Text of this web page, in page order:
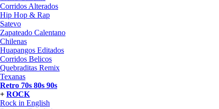
Corridos Alterados
Hip Hop & Rap
Satevo
Zapateado Calentano
Chilenas
Huapangos Editados
Corridos Belicos
Quebraditas Remix
Texanas
Retro 70s 80s 90s
+ ROCK
Rock in English